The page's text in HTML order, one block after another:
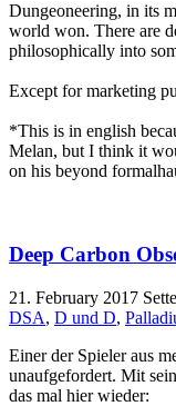
Dungeoneering, in its
world won. There are
philosophically into
Except for marketing
*This is in english
Melan, but I think it
on his beyond
Deep Carbon
21. February 2017
DSA, D und D,
Einer der Spieler aus
unaufgefordert. Mit
das mal hier wieder: